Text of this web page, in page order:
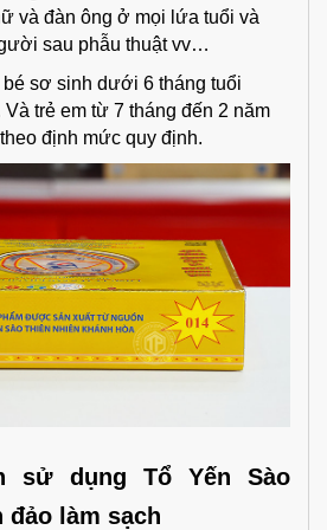
và đàn ông ở mọi lứa tuổi và
sau phẫu thuật vv…
sơ sinh dưới 6 tháng tuổi
trẻ em từ 7 tháng đến 2 năm
định mức quy định.
sử dụng Tổ Yến Sào
đảo làm sạch